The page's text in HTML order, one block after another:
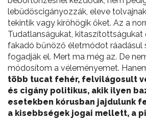
lebüdöscigányozzák, eleve
tekintik vagy kiröhögik őket. Az a
Tudatlanságukat, kitaszítottságukat
fakadó bűnöző életmódot ráadásul
fogadják el. Mert ma még az. De
módosítom a véleményemet.
több tucat fehér, felvilágosult
és cigány politikus, akik ilyen
esetekben kórusban jajdulunk
a kisebbségek jogai mellett, a